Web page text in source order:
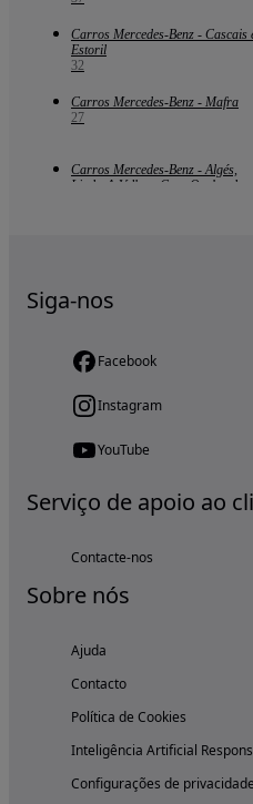
Carros Mercedes-Benz - Cascais
Estoril
32
Carros Mercedes-Benz - Mafra
27
Carros Mercedes-Benz - Algés,
Linda-A-Velha e Cruz Quebrada-
Siga-nos
Facebook
Instagram
YouTube
Serviço de apoio ao
Contacte-nos
Sobre nós
Ajuda
Contacto
Política de Cookies
Inteligência Artificial
Configurações de privacidade